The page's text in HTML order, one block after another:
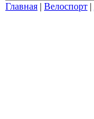
Главная | Велоспорт |